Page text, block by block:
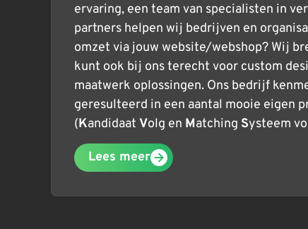
ervaring, een team van specialisten in
partners helpen wij bedrijven en
omzet via jouw website/webshop? Wij
kunt ook bij ons terecht voor custom
maatwerk oplossingen. Ons bedrijf
geresulteerd in een aantal mooie eigen
(Kandidaat Volg en Matching Systeem
Lees meer